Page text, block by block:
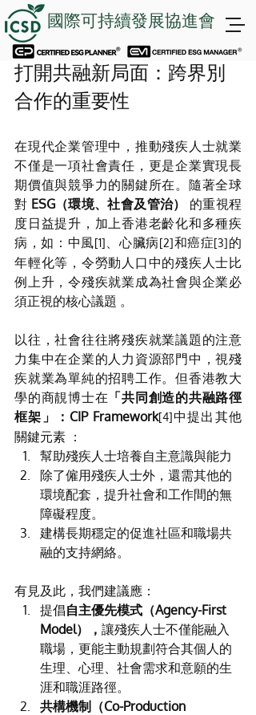
國際可持續發展協進會
打開共融新局面：跨界別
合作的重要性
在現代企業管理中，推動殘疾人士就業
不僅是一項社會責任，更是企業實現長
期價值與競爭力的關鍵所在。隨著全球
對 ESG（環境、社會及管治）
的重視程
度日益提升，加上香港老齡化和多種疾
病，如：中風[1]、心臟病[2]和癌症[3]的
年輕化等，令勞動人口中的殘疾人士比
例上升，令殘疾就業成為社會與企業必
須正視的核心議題 。
以往，社會往往將殘疾就業議題的注意
力集中在企業的人力資源部門中，視殘
疾就業為單純的招聘工作。但香港教大
學的商靚博士在 「共同創造的共融路徑
框架」：CIP Framework[4]中提出其他
關鍵元素 ：
幫助殘疾人士培養自主意識與能力
除了僱用殘疾人士外，還需其他的
環境配套，提升社會和工作間的無
障礙程度。
建構長期穩定的促進社區和職場共
融的支持網絡。
有見及此，我們建議應：
提倡自主優先模式（Agency-First
Model）， 讓殘疾人士不僅能融入
職場，更能主動規劃符合其個人的
生理、心理、社會需求和意願的生
涯和職涯路徑。
共構機制（Co-Production